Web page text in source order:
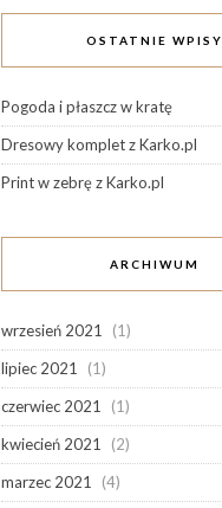
OSTATNIE WPISY
Pogoda i płaszcz w kratę
Dresowy komplet z Karko.pl
Print w zebrę z Karko.pl
ARCHIWUM
wrzesień 2021
(1)
lipiec 2021
(1)
czerwiec 2021
(1)
kwiecień 2021
(2)
marzec 2021
(4)